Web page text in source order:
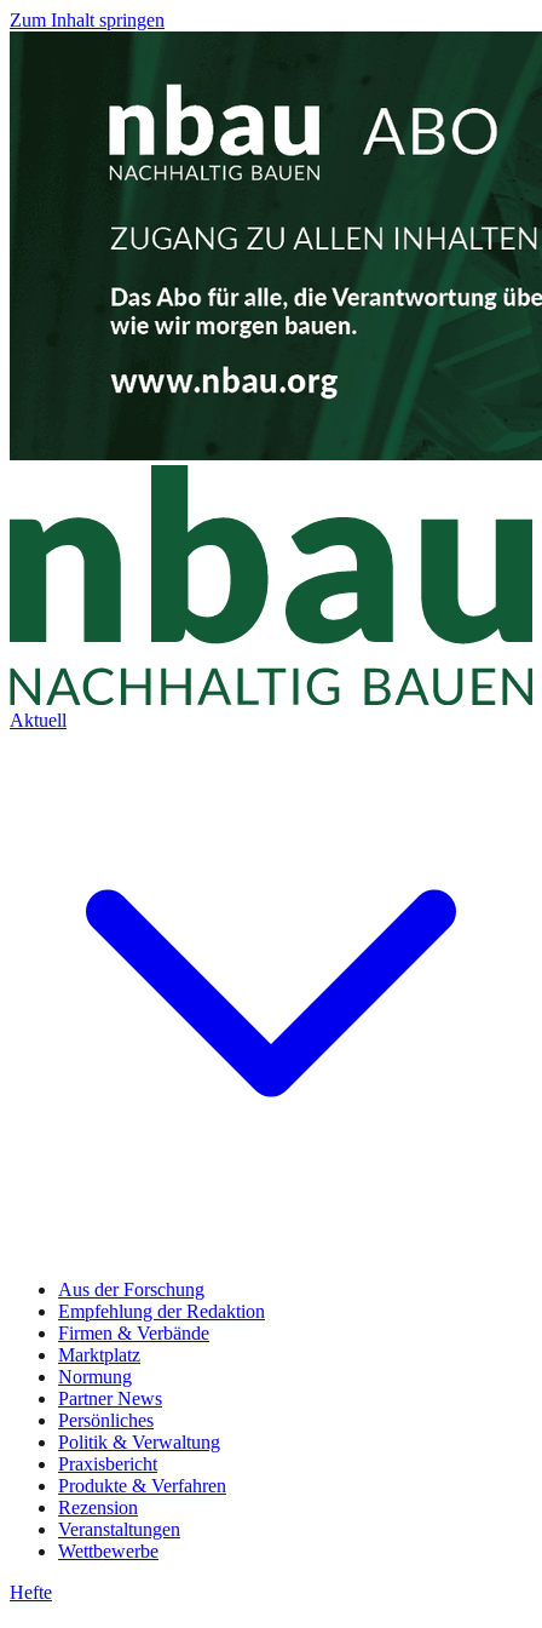
Zum Inhalt springen
Aktuell
Aus der Forschung
Empfehlung der Redaktion
Firmen & Verbände
Marktplatz
Normung
Partner News
Persönliches
Politik & Verwaltung
Praxisbericht
Produkte & Verfahren
Rezension
Veranstaltungen
Wettbewerbe
Hefte